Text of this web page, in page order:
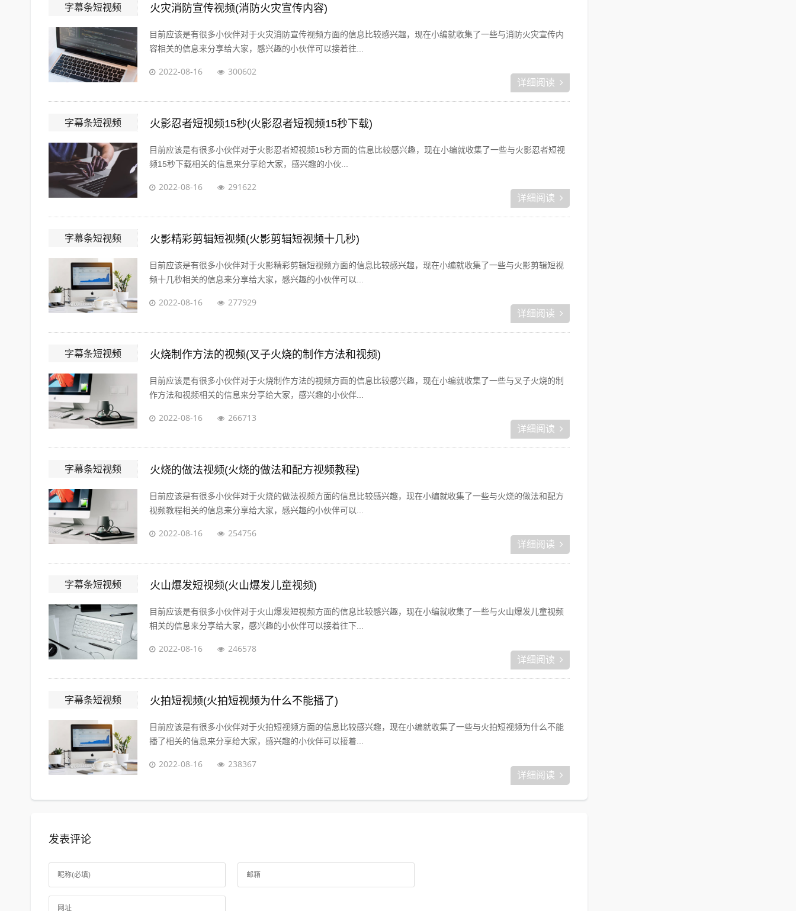
字幕条短视频 火灾消防宣传视频(消防火灾宣传内容)
目前应该是有很多小伙伴对于火灾消防宣传视频方面的信息比较感兴趣，现在小编就收集了一些与消防火灾宣传内
容相关的信息来分享给大家，感兴趣的小伙伴可以接着往...
2022-08-16 300602
详细阅读
字幕条短视频 火影忍者短视频15秒(火影忍者短视频15秒下载)
目前应该是有很多小伙伴对于火影忍者短视频15秒方面的信息比较感兴趣，现在小编就收集了一些与火影忍者短视
频15秒下载相关的信息来分享给大家，感兴趣的小伙...
2022-08-16 291622
详细阅读
字幕条短视频 火影精彩剪辑短视频(火影剪辑短视频十几秒)
目前应该是有很多小伙伴对于火影精彩剪辑短视频方面的信息比较感兴趣，现在小编就收集了一些与火影剪辑短视
频十几秒相关的信息来分享给大家，感兴趣的小伙伴可以...
2022-08-16 277929
详细阅读
字幕条短视频 火烧制作方法的视频(叉子火烧的制作方法和视频)
目前应该是有很多小伙伴对于火烧制作方法的视频方面的信息比较感兴趣，现在小编就收集了一些与叉子火烧的制
作方法和视频相关的信息来分享给大家，感兴趣的小伙伴...
2022-08-16 266713
详细阅读
字幕条短视频 火烧的做法视频(火烧的做法和配方视频教程)
目前应该是有很多小伙伴对于火烧的做法视频方面的信息比较感兴趣，现在小编就收集了一些与火烧的做法和配方
视频教程相关的信息来分享给大家，感兴趣的小伙伴可以...
2022-08-16 254756
详细阅读
字幕条短视频 火山爆发短视频(火山爆发儿童视频)
目前应该是有很多小伙伴对于火山爆发短视频方面的信息比较感兴趣，现在小编就收集了一些与火山爆发儿童视频
相关的信息来分享给大家，感兴趣的小伙伴可以接着往下...
2022-08-16 246578
详细阅读
字幕条短视频 火拍短视频(火拍短视频为什么不能播了)
目前应该是有很多小伙伴对于火拍短视频方面的信息比较感兴趣，现在小编就收集了一些与火拍短视频为什么不能
播了相关的信息来分享给大家，感兴趣的小伙伴可以接着...
2022-08-16 238367
详细阅读
发表评论